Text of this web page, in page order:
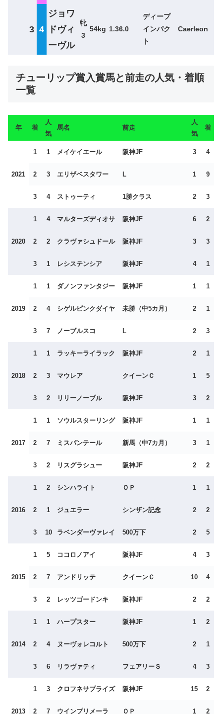
3 4
ジョワ
ドヴィ
ーヴル
牝
3
54kg 1.36.0
ディープ
インパク
ト
Caerleon
チューリップ賞入賞馬と前走の人気・着順
一覧
年 着
人
気
馬名 前走
人
気
着
2021
1 1 メイケイエール 阪神JF 3 4
2 3 エリザベスタワー L 1 9
3 4 ストゥーティ 1勝クラス 2 3
2020
1 4 マルターズディオサ 阪神JF 6 2
2 2 クラヴァシュドール 阪神JF 3 3
3 1 レシステンシア 阪神JF 4 1
2019
1 1 ダノンファンタジー 阪神JF 1 1
2 4 シゲルピンクダイヤ 未勝（中5カ月） 2 1
3 7 ノーブルスコ L 2 3
2018
1 1 ラッキーライラック 阪神JF 2 1
2 3 マウレア クイーンＣ 1 5
3 2 リリーノーブル 阪神JF 3 2
2017
1 1 ソウルスターリング 阪神JF 1 1
2 7 ミスパンテール 新馬（中7カ月） 3 1
3 2 リスグラシュー 阪神JF 2 2
2016
1 2 シンハライト ＯＰ 1 1
2 1 ジュエラー シンザン記念 2 2
3 10 ラベンダーヴァレイ 500万下 2 5
2015
1 5 ココロノアイ 阪神JF 4 3
2 7 アンドリッテ クイーンＣ 10 4
3 2 レッツゴードンキ 阪神JF 2 2
2014
1 1 ハープスター 阪神JF 1 2
2 4 ヌーヴォレコルト 500万下 2 1
3 6 リラヴァティ フェアリーＳ 4 3
2013
1 3 クロフネサプライズ 阪神JF 15 2
2 7 ウインプリメーラ ＯＰ 1 2